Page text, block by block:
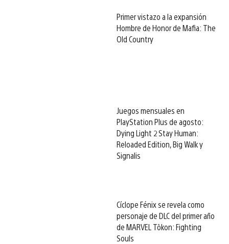
Primer vistazo a la expansión
Hombre de Honor de Mafia: The
Old Country
Juegos mensuales en
PlayStation Plus de agosto:
Dying Light 2 Stay Human:
Reloaded Edition, Big Walk y
Signalis
Cíclope Fénix se revela como
personaje de DLC del primer año
de MARVEL Tōkon: Fighting
Souls